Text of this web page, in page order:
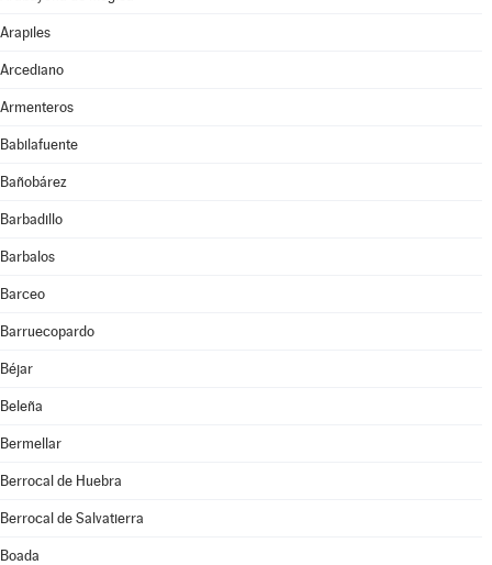
Arapiles
Arcediano
Armenteros
Babilafuente
Bañobárez
Barbadillo
Barbalos
Barceo
Barruecopardo
Béjar
Beleña
Bermellar
Berrocal de Huebra
Berrocal de Salvatierra
Boada